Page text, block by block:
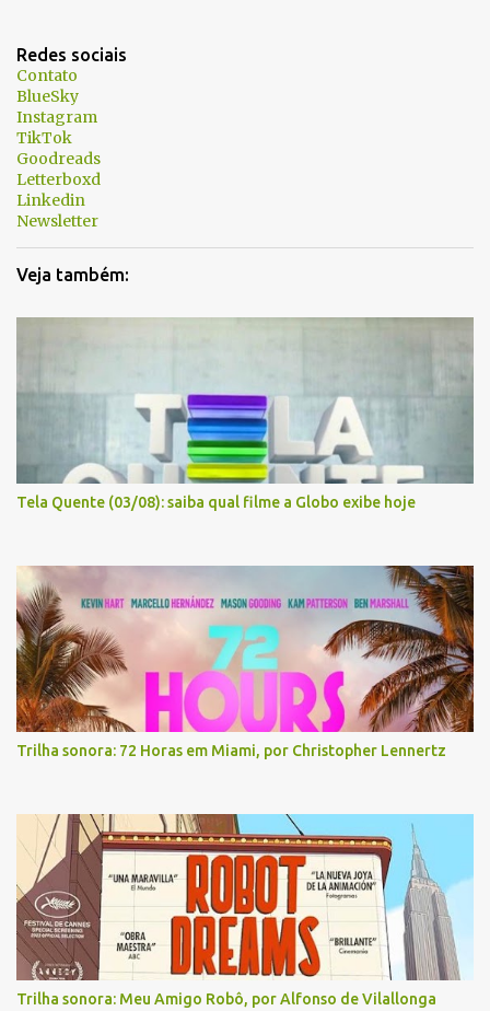
á
r
i
o
s
Redes sociais
Contato
BlueSky
Instagram
TikTok
Goodreads
Letterboxd
Linkedin
Newsletter
Veja também:
Tela Quente (03/08): saiba qual filme a Globo exibe hoje
Trilha sonora: 72 Horas em Miami, por Christopher Lennertz
Trilha sonora: Meu Amigo Robô, por Alfonso de Vilallonga